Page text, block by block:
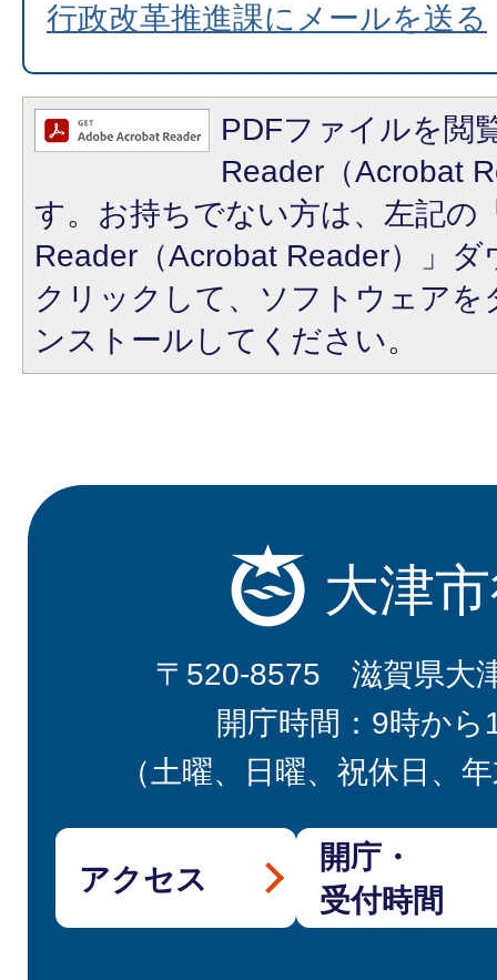
行政改革推進課にメールを送る
PDFファイルを閲
Reader（Acrobat
す。お持ちでない方は、左記の
Reader（Acrobat Reader）」
クリックして、ソフトウェア
ンストールしてください。
大津
〒520-8575 滋賀県大
開庁時間：9時から
（土曜、日曜、祝休日、
アクセス
開庁・
受付時間